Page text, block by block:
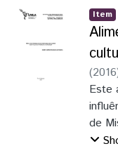
com
não
para
Item
(2016
Este
de